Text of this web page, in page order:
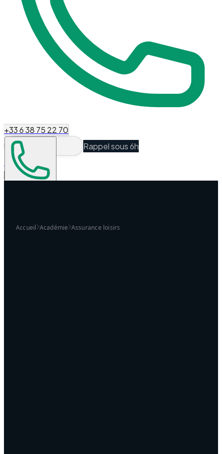
+33 6 38 75 22 70
Rappel sous 6h
Espace Client
Accueil Académie Assurance loisirs